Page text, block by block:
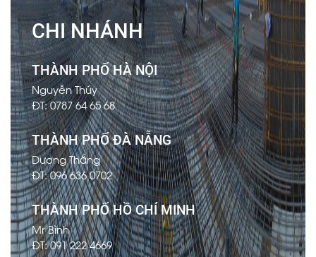
CHI NHÁNH
THÀNH PHỐ HÀ NỘI
Nguyễn Thúy
ĐT: 0787 64 65 68
THÀNH PHỐ ĐÀ NẴNG
Dương Thắng
ĐT: 096 636 0702
THÀNH PHỐ HỒ CHÍ MINH
Mr Bình
ĐT: 091 222 4669